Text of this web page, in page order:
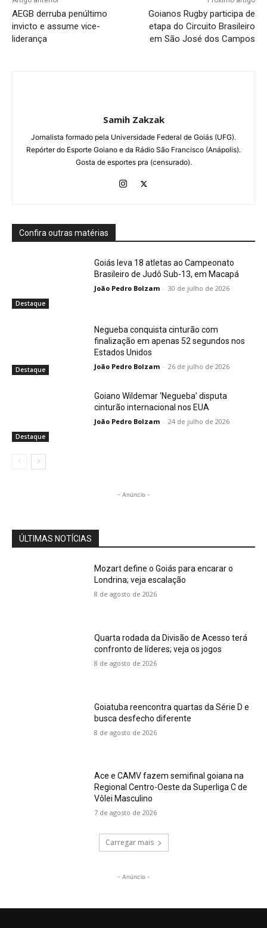
AEGB derruba penúltimo
invicto e assume vice-
liderança
Goianos Rugby participa de
etapa do Circuito Brasileiro
em São José dos Campos
Samih Zakzak
Jornalista formado pela Universidade Federal de Goiás (UFG).
Repórter do Esporte Goiano e da Rádio São Francisco (Anápolis).
Gosta de esportes pra (censurado).
Confira outras matérias
Destaque
Goiás leva 18 atletas ao Campeonato
Brasileiro de Judô Sub-13, em Macapá
João Pedro Bolzam - 30 de julho de 2026
Destaque
Negueba conquista cinturão com
finalização em apenas 52 segundos nos
Estados Unidos
João Pedro Bolzam - 26 de julho de 2026
Destaque
Goiano Wildemar ‘Negueba’ disputa
cinturão internacional nos EUA
João Pedro Bolzam - 24 de julho de 2026
- Anúncio -
ÚLTIMAS NOTÍCIAS
Mozart define o Goiás para encarar o
Londrina; veja escalação
8 de agosto de 2026
Quarta rodada da Divisão de Acesso terá
confronto de líderes; veja os jogos
8 de agosto de 2026
Goiatuba reencontra quartas da Série D e
busca desfecho diferente
8 de agosto de 2026
Ace e CAMV fazem semifinal goiana na
Regional Centro-Oeste da Superliga C de
Vôlei Masculino
7 de agosto de 2026
Carregar mais
- Anúncio -